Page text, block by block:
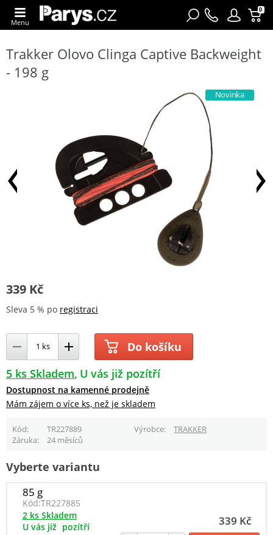
0
Menu
Trakker Olovo Clinga Captive Backweight
- 198 g
Novinka
339 Kč
Sleva 5 % po registraci
Do košíku
5 ks Skladem U vás již pozítří
Dostupnost na kamenné prodejně
Mám zájem o více ks, než je skladem
Kód TR227889 Výrobce
TRAKKER
Záruka
24 měsíců
Vyberte variantu
85 g
Kód:TR227885
339 Kč
2 ks Skladem
U vás již pozítří